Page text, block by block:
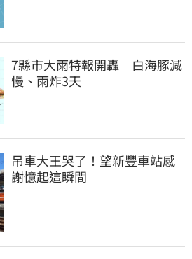
7縣市大雨特報開轟　白海豚減
慢、雨炸3天
吊車大王哭了！望新豐車站感
謝憶起這瞬間